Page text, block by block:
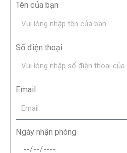
Tên của bạn
Số điện thoại
Email
Ngày nhận phòng